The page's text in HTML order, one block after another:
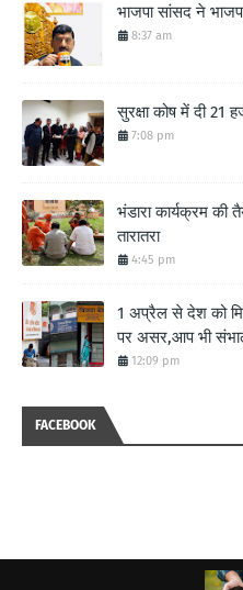
भाजपा सांसद ने
8:37 am
सुरक्षा कोष में दी 21
7:08 pm
भंडारा कार्यक्रम की
तारातरा
4:45 pm
1 अप्रैल से देश को
पर असर,आप भी
12:09 pm
FACEBOOK